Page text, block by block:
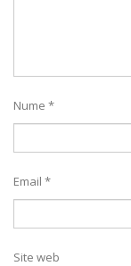
Nume *
Email *
Site web